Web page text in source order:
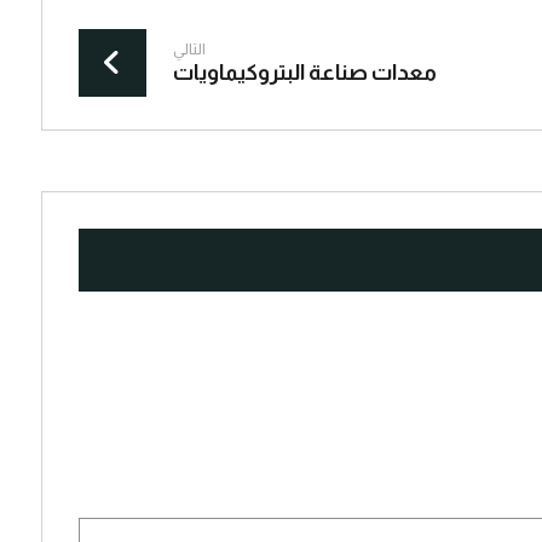
التالي
معدات صناعة البتروكيماويات